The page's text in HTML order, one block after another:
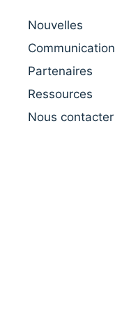
Nouvelles
Communication
Partenaires
Ressources
Nous contacter